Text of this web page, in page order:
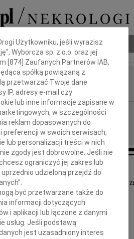
pogrzebowy
Dziedzic
zawiadamiamy, że dnia 21 maja 2026 roku
w wieku 97 lat
Użytkowniku, jeśli wyrazisz
Wyborcza sp. z o.o. oraz jej
[874 ] Zaufanych Partnerów IAB,
spółką powiązaną z
przetwarzać Twoje dane
IP, adresy e-mail czy
lub inne informacje zapisane w
w szczególności
reklam dopasowanych do
preferencji w swoich serwisach,
lub personalizacji treści w nich
zgody jest dobrowolne. Jeśli nie
ograniczyć jej zakres lub
udzieloną przejdź do
być przetwarzane także do
informacji dotyczących
i aplikacji lub łączone z danymi
usług. Jeśli podstawą
jest uzasadniony interes